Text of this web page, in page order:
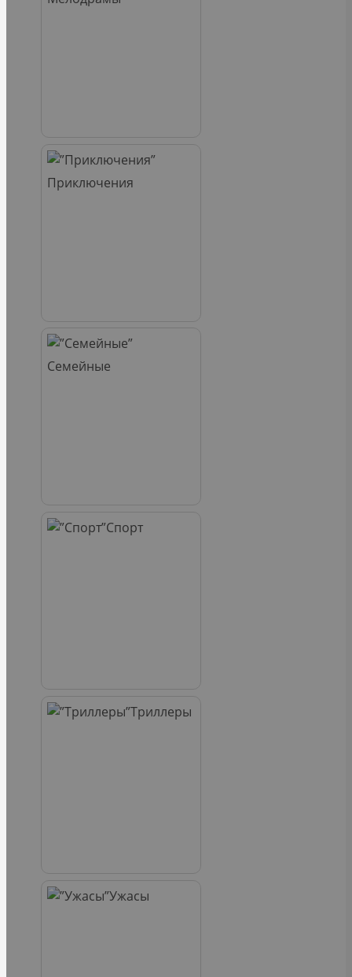
Приключения
Семейные
Спорт
Триллеры
Ужасы